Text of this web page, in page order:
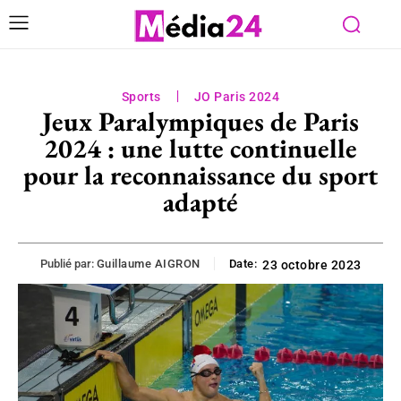
Sports JO Paris 2024
Jeux Paralympiques de Paris
2024 : une lutte continuelle
pour la reconnaissance du sport
adapté
Publié par: Guillaume AIGRON Date: 23 octobre 2023